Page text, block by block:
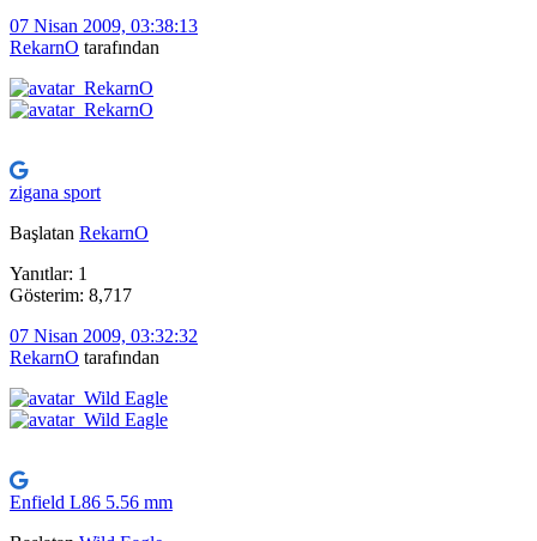
07 Nisan 2009, 03:38:13
RekarnO tarafından
zigana sport
Başlatan RekarnO
Yanıtlar: 1
Gösterim: 8,717
07 Nisan 2009, 03:32:32
RekarnO tarafından
Enfield L86 5.56 mm